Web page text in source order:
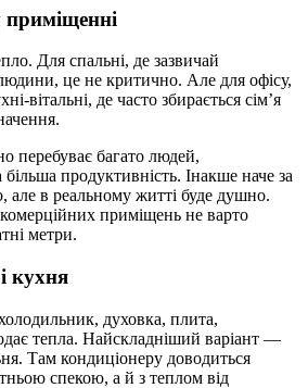
приміщенні
Для спальні, де зазвичай
це не критично. Але для офісу,
вітальні, де часто збирається сім’я
перебуває багато людей,
продуктивність. Інакше наче за
в реальному житті буде душно.
приміщень не варто
метри.
кухня
духовка, плита,
тепла. Найскладніший варіант —
Там кондиціонеру доводиться
спекою, а й з теплом від